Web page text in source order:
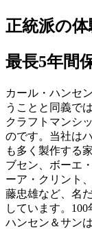
正統派の体
最長5年間
カール・ハンセ
うことと同義で
クラフトマンシ
のです。当社は
も多く製作する
ブセン、ボーエ
ーア・クリント
藤忠雄など、名
しています。
ハンセン＆サン